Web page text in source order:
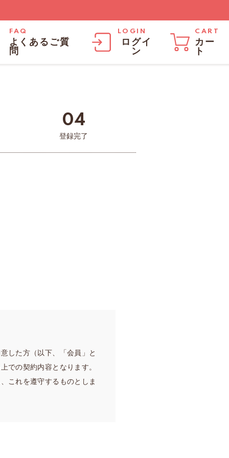
FAQ
よくあるご質
問
LOGIN
ログイ
ン
CART
カー
ト
04
登録完了
した方（以下、「会員」と
での契約内容となります。
これを遵守するものとしま